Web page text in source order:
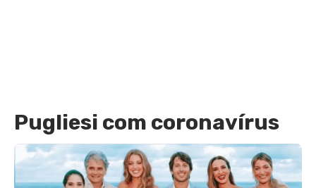
Pugliesi com coronavírus